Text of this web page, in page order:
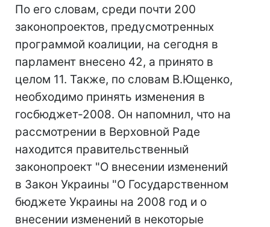
По его словам, среди почти 200
законопроектов, предусмотренных
программой коалиции, на сегодня в
парламент внесено 42, а принято в
целом 11. Также, по словам В.Ющенко,
необходимо принять изменения в
госбюджет-2008. Он напомнил, что на
рассмотрении в Верховной Раде
находится правительственный
законопроект "О внесении изменений
в Закон Украины "О Государственном
бюджете Украины на 2008 год и о
внесении изменений в некоторые